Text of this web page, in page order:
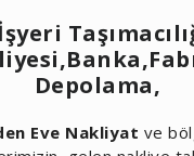
Depolama,
Eve Nakliyat ve